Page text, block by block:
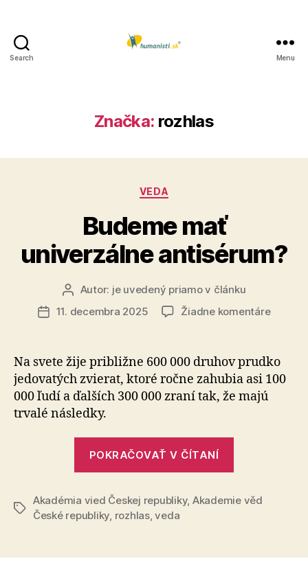
Search Menu
Značka: rozhlas
Kategórie
VEDA
Budeme mať
univerzálne antisérum?
Autor
článku
Autor: je uvedený priamo v článku
Dátum
11. decembra 2025 Žiadne komentárena
Na svete žije približne 600 000 druhov prudko
jedovatých zvierat, ktoré ročne zahubia asi 100
000 ľudí a ďalších 300 000 zraní tak, že majú
trvalé následky.
POKRAČOVAŤ V ČÍTANÍ
antisérum?“
Značky
Akadémia vied Českej republiky, Akademie věd
České republiky, rozhlas,veda